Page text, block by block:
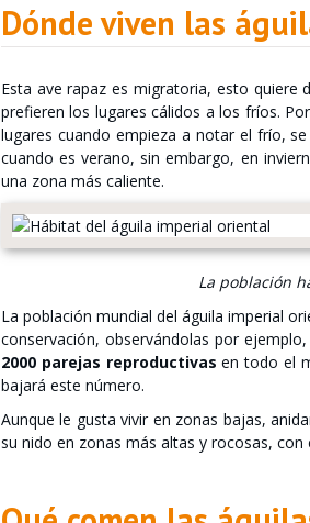
Dónde viven las
Esta ave rapaz es migratoria, esto quiere
prefieren los lugares cálidos a los fríos.
lugares cuando empieza a notar el frío,
cuando es verano, sin embargo, en
una zona más caliente.
La población
La población mundial del águila imperial
conservación, observándolas por
2000 parejas reproductivas en todo el
bajará este número.
Aunque le gusta vivir en zonas bajas,
su nido en zonas más altas y rocosas,